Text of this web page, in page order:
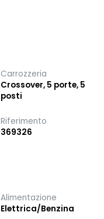
Carrozzeria
Crossover, 5 porte, 5
posti
Riferimento
369326
Alimentazione
Elettrica/Benzina